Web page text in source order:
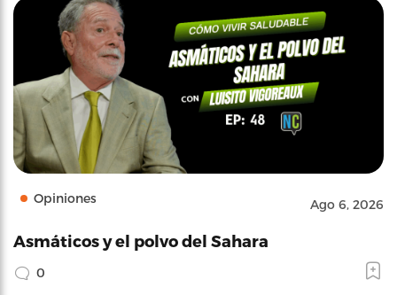
Opiniones Ago 6, 2026
Asmáticos y el polvo del Sahara
0